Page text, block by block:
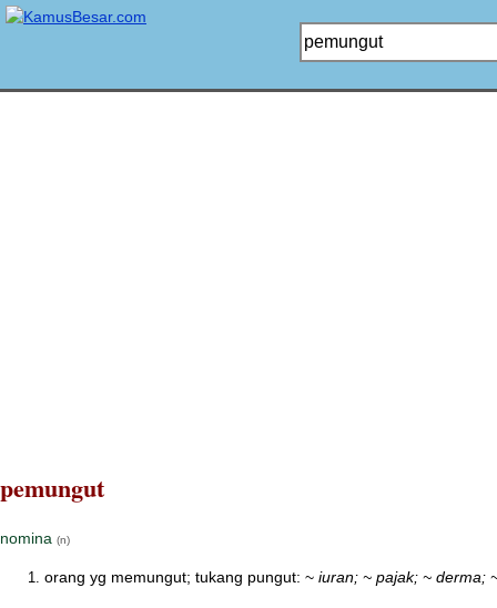
pemungut
nomina (n)
orang yg memungut; tukang pungut: ~ iuran; ~ pajak; ~ derma;